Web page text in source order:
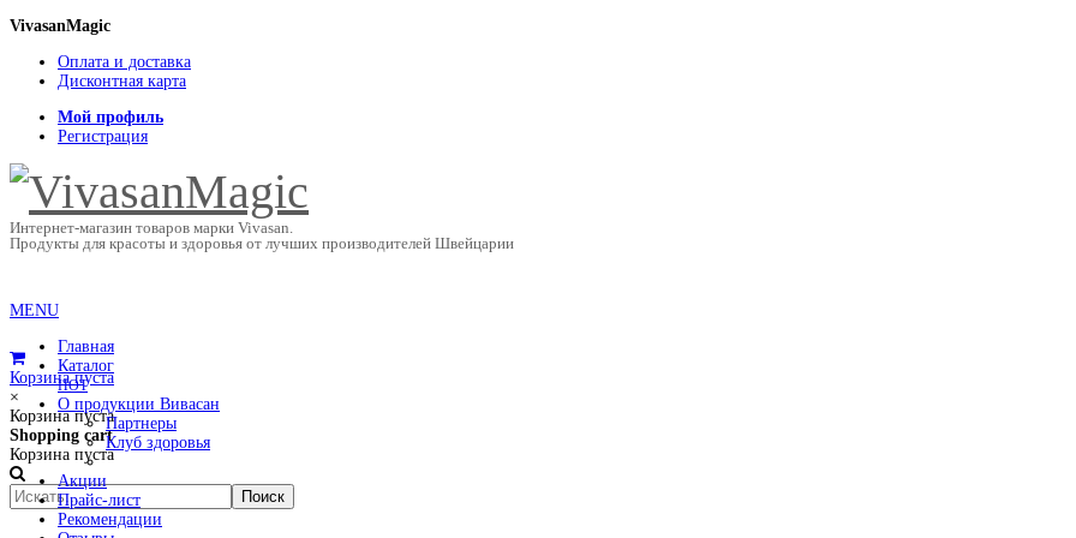
VivasanMagic
Оплата и доставка
Дисконтная карта
Мой профиль
Регистрация
Интернет-магазин товаров марки Vivasan.
Продукты для красоты и здоровья от лучших производителей Швейцарии
Корзина пуста
×
Корзина пуста
Shopping cart
Корзина пуста
MENU
Главная
Каталог
HOT
О продукции Вивасан
Партнеры
Клуб здоровья
Акции
Прайс-лист
Рекомендации